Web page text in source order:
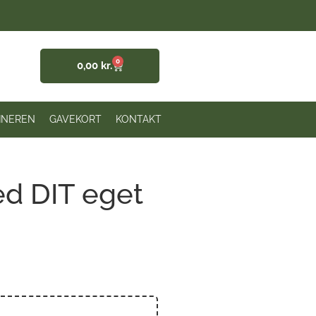
0,00 kr. 0
GAVEKORT KONTAKT
DIT eget